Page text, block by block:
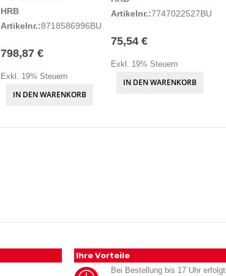
HRB
Artikelnr.:8718586996BU
798,87 €
Exkl. 19% Steuern
IN DEN WARENKORB
Artikelnr.:7747022527BU
75,54 €
Exkl. 19% Steuern
IN DEN WARENKORB
Ihre Vorteile
Bei Bestellung bis 17 Uhr